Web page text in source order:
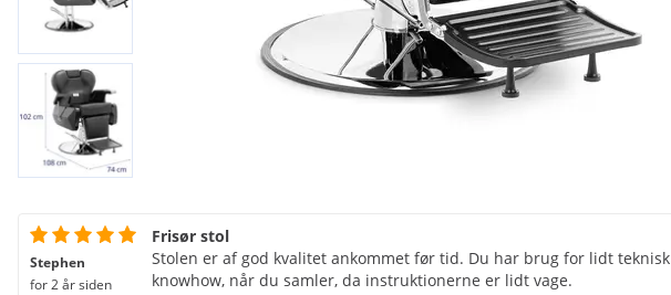
Stephen
for 2 år siden
Frisør stol
Stolen er af god kvalitet ankommet før tid. Du har brug for lidt teknisk
knowhow, når du samler, da instruktionerne er lidt vage.